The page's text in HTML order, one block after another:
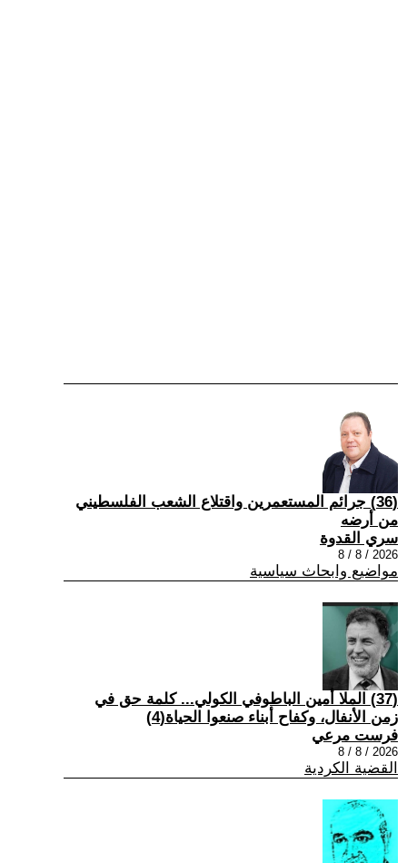
(36) جرائم المستعمرين واقتلاع الشعب الفلسطيني
من أرضه
سري القدوة
2026 / 8 / 8
مواضيع وابحاث سياسية
(37) الملا أمين الباطوفي الكولي... كلمة حق في
زمن الأنفال، وكفاح أبناء صنعوا الحياة(4)
فرست مرعي
2026 / 8 / 8
القضية الكردية